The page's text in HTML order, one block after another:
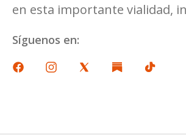
en esta importante vialidad,
Síguenos en: